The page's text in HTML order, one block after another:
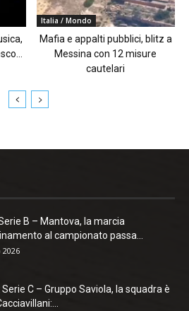
Italia / Mondo
Mafia e appalti pubblici, blitz a
Messina con 12 misure
cautelari
B – Mantova, la marcia
al campionato passa...
2026
C – Gruppo Saviola, la squadra è